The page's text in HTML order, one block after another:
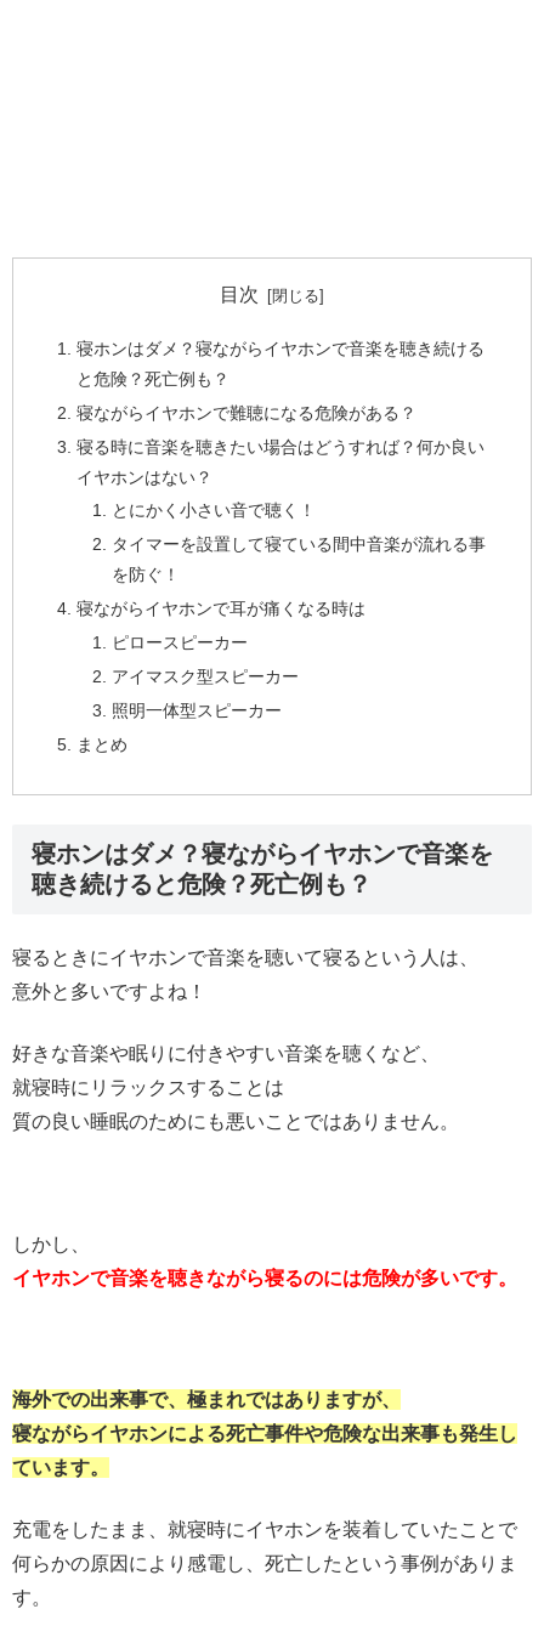
目次
寝ホンはダメ？寝ながらイヤホンで音楽を聴き続ける
と危険？死亡例も？
寝ながらイヤホンで難聴になる危険がある？
寝る時に音楽を聴きたい場合はどうすれば？何か良い
イヤホンはない？
とにかく小さい音で聴く！
タイマーを設置して寝ている間中音楽が流れる事
を防ぐ！
寝ながらイヤホンで耳が痛くなる時は
ピロースピーカー
アイマスク型スピーカー
照明一体型スピーカー
まとめ
寝ホンはダメ？寝ながらイヤホンで音楽を
聴き続けると危険？死亡例も？
寝るときにイヤホンで音楽を聴いて寝るという人は、
意外と多いですよね！
好きな音楽や眠りに付きやすい音楽を聴くなど、
就寝時にリラックスすることは
質の良い睡眠のためにも悪いことではありません。
しかし、
イヤホンで音楽を聴きながら寝るのには危険が多いです。
海外での出来事で、極まれではありますが、
寝ながらイヤホンによる死亡事件や危険な出来事も発生し
ています。
充電をしたまま、就寝時にイヤホンを装着していたことで
何らかの原因により感電し、死亡したという事例がありま
す。